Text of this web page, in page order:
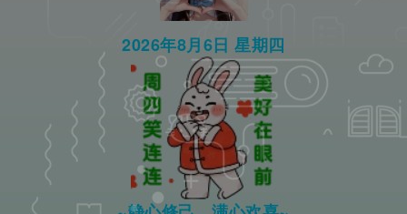
2026年8月6日 星期四